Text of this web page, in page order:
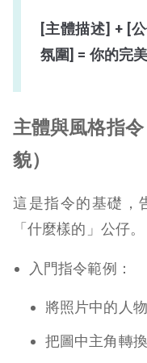
[主體描述] + [
氛圍] = 你的完
主體與風格指
貌）
這是指令的基礎，
「什麼樣的」公仔。
入門指令範例：
將照片中的人
把圖中主角轉